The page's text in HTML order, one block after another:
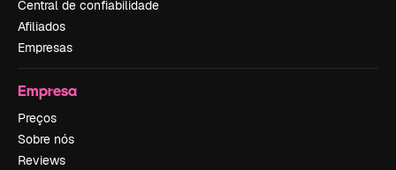
Central de confiabilidade
Afiliados
Empresas
Empresa
Preços
Sobre nós
Reviews